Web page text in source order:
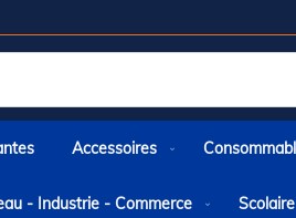
Accessoires
- Industrie - Commerce